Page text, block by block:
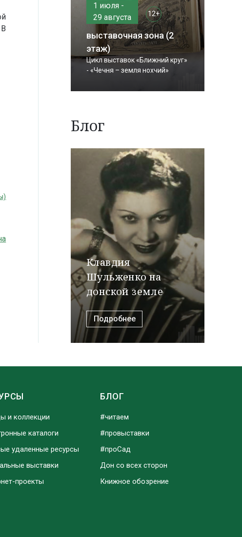
1 июля -
29 августа
12+
выставочная зона (2
этаж)
Цикл выставок «Ближний круг»
- «Чечня – земля нохчий»
Блог
Клавдия
Шульженко на
донской земле
Подробнее
и коллекции
каталоги
удаленные ресурсы
выставки
проекты
БЛОГ
#читаем
#провыставки
#проСад
Дон со всех сторон
Книжное обозрение